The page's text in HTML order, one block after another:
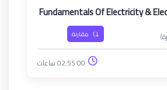
Fundamentals Of Electricity &
مقارنة
02:55:00 ساعات